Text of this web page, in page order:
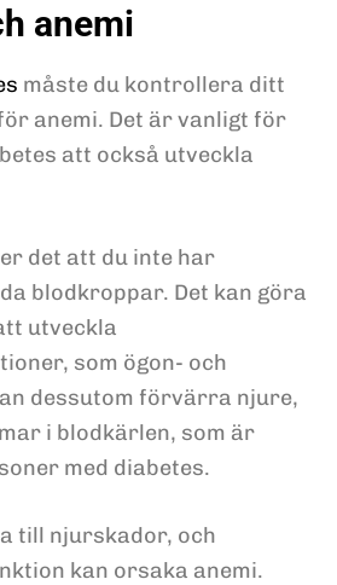
anemi
måste du kontrollera ditt
anemi. Det är vanligt för
att också utveckla
det att du inte har
blodkroppar. Det kan göra
utveckla
som ögon- och
dessutom förvärra njure,
i blodkärlen, som är
med diabetes.
till njurskador, och
kan orsaka anemi.